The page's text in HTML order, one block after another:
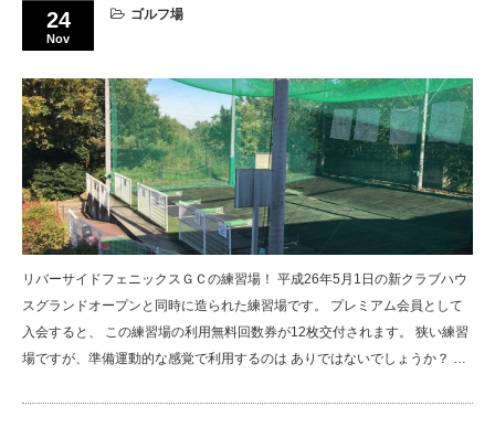
24
Nov
ゴルフ場
リバーサイドフェニックスＧＣの練習場！ 平成26年5月1日の新クラブハウ
スグランドオープンと同時に造られた練習場です。 プレミアム会員として
入会すると、 この練習場の利用無料回数券が12枚交付されます。 狭い練習
場ですが、準備運動的な感覚で利用するのは ありではないでしょうか？ …